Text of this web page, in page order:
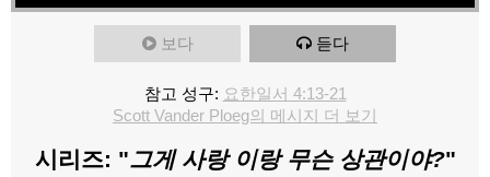
보다 듣다
참고 성구: 요한일서 4:13-21
Scott Vander Ploeg의 메시지 더 보기
시리즈: "그게 사랑 이랑 무슨 상관이야?"